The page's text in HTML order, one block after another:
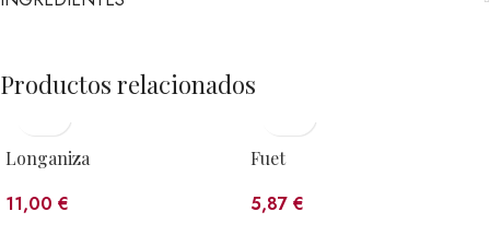
Productos relacionados
Longaniza
11,00 €
Fuet
5,87 €